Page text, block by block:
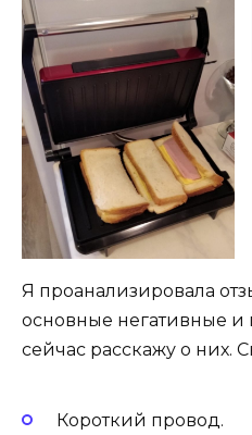
Я проанализировала
основные негативные
сейчас расскажу о них.
Короткий провод.